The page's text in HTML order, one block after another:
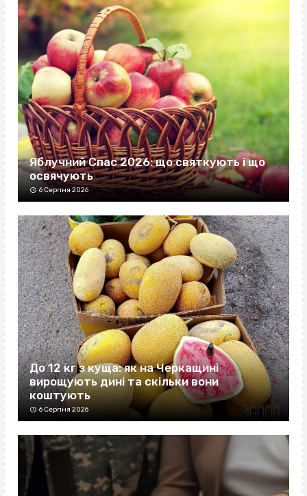
Яблучний Спас 2026: що святкують і що
освячують
6 Серпня 2026
До 12 кг з куща: як на Черкащині
вирощують дині та скільки вони
коштують
6 Серпня 2026